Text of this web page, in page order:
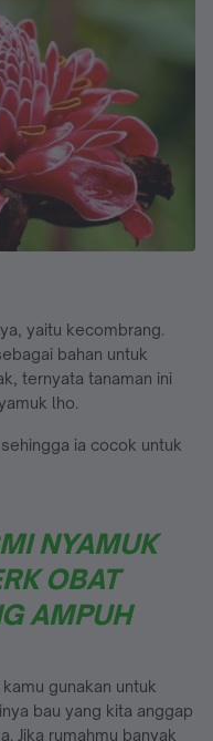
yaitu kecombrang.
bahan untuk
ternyata tanaman ini
lho.
ia cocok untuk
NYAMUK
OBAT
AMPUH
gunakan untuk
bau yang kita anggap
Jika rumahmu banyak